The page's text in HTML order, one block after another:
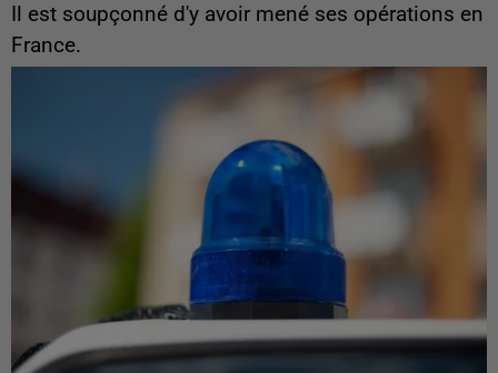
Il est soupçonné d'y avoir mené ses opérations en
France.